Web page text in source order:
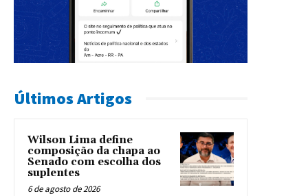
Últimos Artigos
Wilson Lima define
composição da chapa ao
Senado com escolha dos
suplentes
6 de agosto de 2026